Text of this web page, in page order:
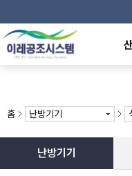
중
홈 난방기기
난방기기